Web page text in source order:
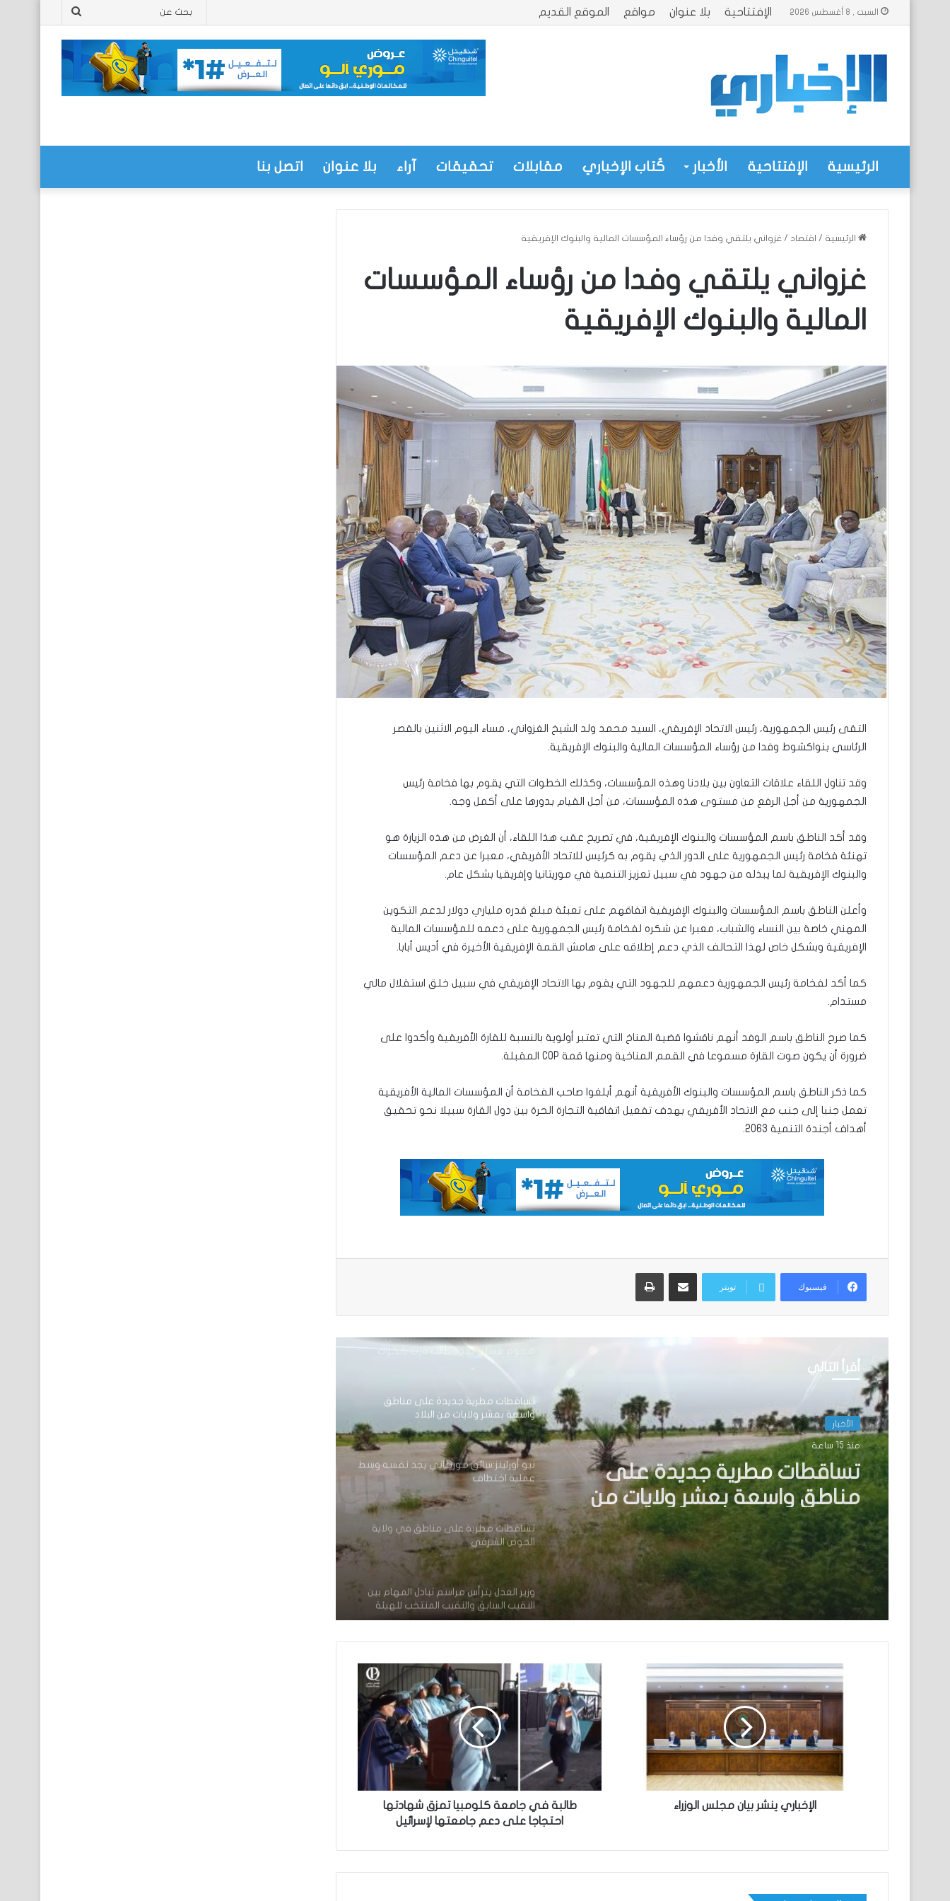
السبت , 8 أغسطس 2026 الإفتتاحية بلا عنوان مواقع الموقع القديم بحث
الرئيسية الإفتتاحية الأخبار كُتاب الإخباري مقابلات تحقيقات آراء بلا عنوان اتصل بنا
الرئيسية / اقتصاد / غزواني يلتقي وفدا من رؤساء المؤسسات المالية والبنوك الإفريقية
غزواني يلتقي وفدا من رؤساء المؤسسات
المالية والبنوك الإفريقية
التقى رئيس الجمهورية، رئيس الاتحاد الإفريقي، السيد محمد ولد الشيخ الغزواني، مساء اليوم الاثنين بالقصر
الرئاسي بنواكشوط وفدا من رؤساء المؤسسات المالية والبنوك الإفريقية.
وقد تناول اللقاء علاقات التعاون بين بلادنا وهذه المؤسسات، وكذلك الخطوات التي يقوم بها فخامة رئيس
الجمهورية من أجل الرفع من مستوى هذه المؤسسات، من أجل القيام بدورها على أكمل وجه.
وقد أكد الناطق باسم المؤسسات والبنوك الإفريقية، في تصريح عقب هذا اللقاء، أن الغرض من هذه الزيارة هو
تهنئة فخامة رئيس الجمهورية على الدور الذي يقوم به كرئيس للاتحاد الأفريقي، معبرا عن دعم المؤسسات
والبنوك الإفريقية لما يبذله من جهود في سبيل تعزيز التنمية في موريتانيا وإفريقيا بشكل عام.
وأعلن الناطق باسم المؤسسات والبنوك الإفريقية اتفاقهم على تعبئة مبلغ قدره ملياري دولار لدعم التكوين
المهني خاصة بين النساء والشباب، معبرا عن شكره لفخامة رئيس الجمهورية على دعمه للمؤسسات المالية
الإفريقية وبشكل خاص لهذا التحالف الذي دعم إطلاقه على هامش القمة الإفريقية الأخيرة في أديس أبابا.
كما أكد لفخامة رئيس الجمهورية دعمهم للجهود التي يقوم بها الاتحاد الإفريقي في سبيل خلق استقلال مالي
مستدام.
كما صرح الناطق باسم الوفد أنهم ناقشوا قضية المناخ التي تعتبر أولوية بالنسبة للقارة الأفريقية وأكدوا على
ضرورة أن يكون صوت القارة مسموعا في القمم المناخية ومنها قمة COP المقبلة.
كما ذكر الناطق باسم المؤسسات والبنوك الأفريقية أنهم أبلغوا صاحب الفخامة أن المؤسسات المالية الأفريقية
تعمل جنبا إلى جنب مع الاتحاد الأفريقي بهدف تفعيل اتفاقية التجارة الحرة بين دول القارة سبيلا نحو تحقيق
أهداف أجندة التنمية 2063.
فيسبوك تويتر
مشاركة عبر البريد طباعة
أقرأ التالي
الأخبار
منذ 24 ساعة
نيو أورلينز:سائق موريتاني يجد
نفسه وسط عملية اختطاف
تعيين محمد محمود ولد داهي رئيسا
إشادة بكفاءة المهندس محمد سليمان ولد
بَلَّال بعد تألقه في المنتدى الموريتاني
توقع عواصف رعدية قوية على جنوب
الإخباري ينشر بيان مجلس الوزراء
تساقطات مطرية جديدة على مناطق
واسعة بعشر ولايات من البلاد
نيو أورلينز:سائق موريتاني يجد نفسه وسط
عملية اختطاف
تساقطات مطرية على مناطق في ولاية
الحوض الشرقي
وزير العدل يترأس مراسم تبادل المهام بين
النقيب السابق والنقيب المنتخب للهيئة
الوطنية للمحامين
تعيين محمد محمود ولد داهي رئيسا
للجنة الوطنية لحقوق الإنسان
إشادة بكفاءة المهندس محمد سليمان ولد
بَلَّال بعد تألقه في المنتدى الموريتاني
العُماني
توقع عواصف رعدية قوية على جنوب
غرب موريتانيا وشمال السنغال
الإخباري ينشر بيان مجلس الوزراء
الإخباري ينشر بيان مجلس الوزراء
طالبة في جامعة كلومبيا تمزق شهادتها
احتجاجا على دعم جامعتها لإسرائيل